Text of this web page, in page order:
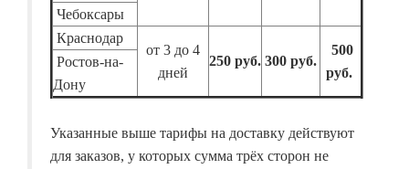
Чебоксары
Краснодар
от 3 до 4
дней
250 руб. 300 руб.
500
руб.
Ростов-на-
Дону
Указанные выше тарифы на доставку действуют
для заказов, у которых сумма трёх сторон не